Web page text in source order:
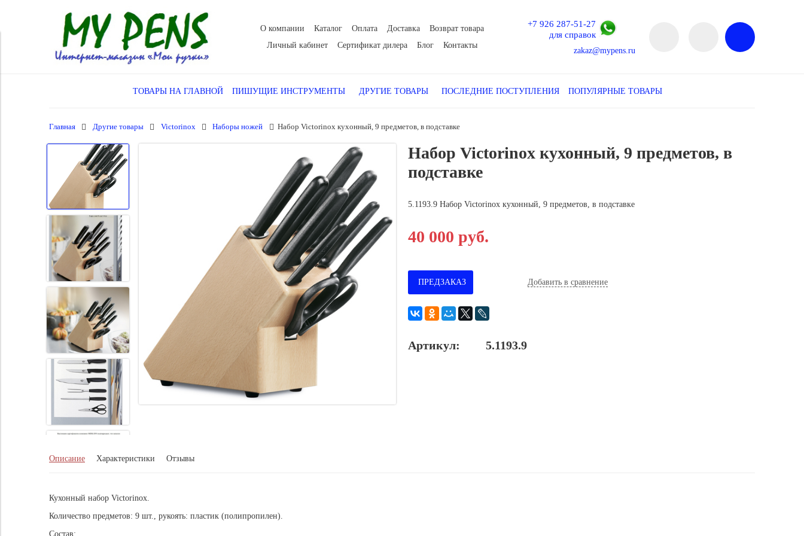
О компании Каталог Оплата Доставка
Возврат товара
Личный кабинет
Сертификат дилера Блог Контакты
+7 926 287-51-27
для справок
zakaz@mypens.ru
ТОВАРЫ НА ГЛАВНОЙ ПИШУЩИЕ ИНСТРУМЕНТЫ ДРУГИЕ ТОВАРЫ ПОСЛЕДНИЕ ПОСТУПЛЕНИЯ ПОПУЛЯРНЫЕ ТОВАРЫ
Главная Другие товары Victorinox Наборы ножей Набор Victorinox кухонный, 9 предметов, в подставке
Набор Victorinox кухонный, 9 предметов, в
подставке
5.1193.9 Набор Victorinox кухонный, 9 предметов, в подставке
40 000 руб.
ПРЕДЗАКАЗ Добавить в сравнение
Артикул: 5.1193.9
Описание Характеристики Отзывы
Кухонный набор Victorinox.
Количество предметов: 9 шт., рукоять: пластик (полипропилен).
Состав: